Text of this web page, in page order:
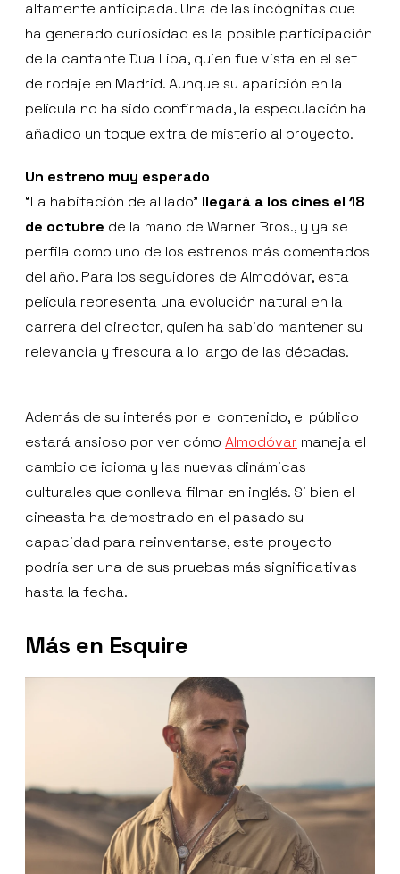
altamente anticipada. Una de las incógnitas que
ha generado curiosidad es la posible participación
de la cantante Dua Lipa, quien fue vista en el set
de rodaje en Madrid. Aunque su aparición en la
película no ha sido confirmada, la especulación ha
añadido un toque extra de misterio al proyecto.
Un estreno muy esperado
“La habitación de al lado” llegará a los cines el 18
de octubre de la mano de Warner Bros., y ya se
perfila como uno de los estrenos más comentados
del año. Para los seguidores de Almodóvar, esta
película representa una evolución natural en la
carrera del director, quien ha sabido mantener su
relevancia y frescura a lo largo de las décadas.
Además de su interés por el contenido, el público
estará ansioso por ver cómo Almodóvar maneja el
cambio de idioma y las nuevas dinámicas
culturales que conlleva filmar en inglés. Si bien el
cineasta ha demostrado en el pasado su
capacidad para reinventarse, este proyecto
podría ser una de sus pruebas más significativas
hasta la fecha.
Más en Esquire